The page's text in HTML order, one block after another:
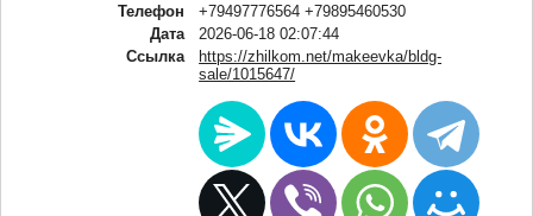
Телефон
+79497776564 +79895460530
Дата
2026-06-18 02:07:44
Ссылка
https://zhilkom.net/makeevka/bldg-
sale/1015647/